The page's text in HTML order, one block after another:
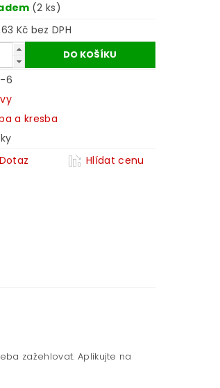
(2 ks)
144,63 Kč bez DPH
6
a kresba
Dotaz Hlídat cenu
zažehlovat. Aplikujte na